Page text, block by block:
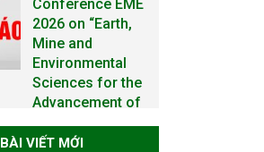
Development”
THÔNG BÁO
TUYỂN SINH ĐÀO
TẠO TIẾN SĨ NĂM
2026
BÀI VIẾT MỚI